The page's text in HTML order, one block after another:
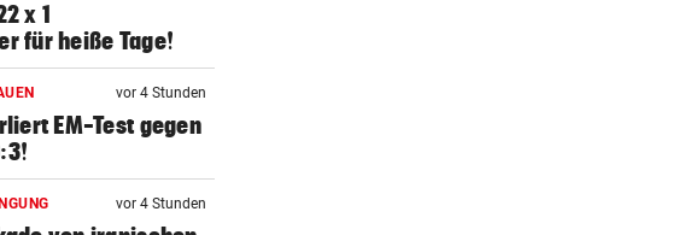
x 1
für heiße Tage!
vor 4 Stunden
EM-Test gegen
vor 4 Stunden